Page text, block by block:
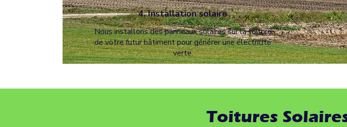
Nous installons des panneaux solaires sur la toiture
de votre futur bâtiment pour générer une électricité
verte.
4. Installation solaire
Toitures